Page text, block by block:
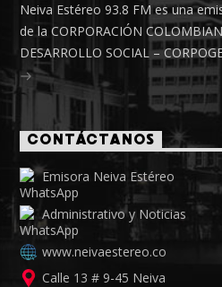
Neiva Estéreo 93.8 FM es una
de la CORPORACIÓN
DESARROLLO SOCIAL –
CONTÁCTANOS
Emisora Neiva Estéreo
Administrativo y Noticias
www.neivaestereo.co
Calle 13 # 9-45 Neiva